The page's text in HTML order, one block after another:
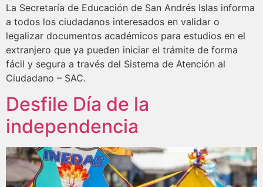
La Secretaría de Educación de San Andrés Islas informa
a todos los ciudadanos interesados en validar o
legalizar documentos académicos para estudios en el
extranjero que ya pueden iniciar el trámite de forma
fácil y segura a través del Sistema de Atención al
Ciudadano – SAC.
Desfile Día de la
independencia